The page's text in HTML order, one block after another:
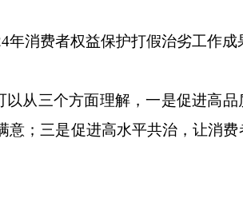
年消费者权益保护打假治劣工作成
以从三个方面理解 ，一是促进高品
意 ； 三是促进高水平共治，让消